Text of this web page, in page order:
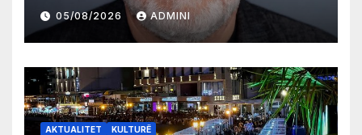
05/08/2026 ADMINI
AKTUALITET KULTURË